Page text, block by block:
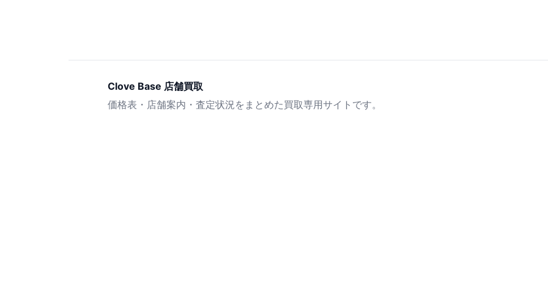
Clove Base 店舗買取
価格表・店舗案内・査定状況をまとめた買取専用サイトです。